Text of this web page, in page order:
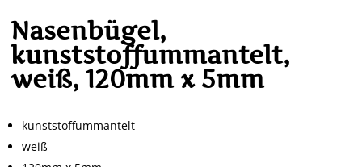
Nasenbügel,
kunststoffummantelt,
weiß, 120mm x 5mm
kunststoffummantelt
weiß